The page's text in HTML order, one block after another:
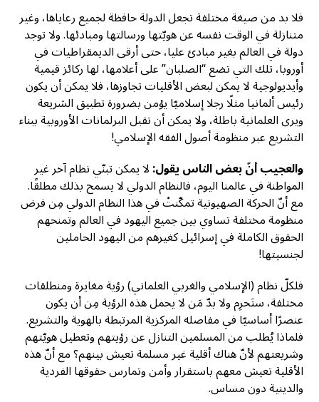
فلا بد من صيغة مختلفة تجعل الدولة حافظة لجميع رعاياها، وغير
متنازلة في الوقت نفسه عن هويّتها ورسالتها ومبادئها. ولا توجد
دولة في العالم بغير مبادئ عليا، حتى أرقى الديمقراطيات في
أوروبا، تلك التي تضع “الصلبان” على أعلامها، لها ركائز قيمية
وأيديولوجية لا يمكن لبعض الأقليات تجاوزها، فلا يمكن أن يكون
رئيس ألمانيا مثلًا رجلا إسلاميّا يؤمن بضرورة تطبيق الشريعة
ويرى العلمانية باطلة، ولا يمكن أن تقبل البرلمانات الأوروبية ببناء
التشريع عبر منظومة أصول الفقه الإسلامي!
والعجيب أنّ بعض الناس يقول:لا يمكن تبنّي نظام آخر غير
المواطنة في عالمنا اليوم، فالنظام الدولي لا يسمح بذلك مطلقًا.
مع أنّ الحركة الصهيونية تمكّنتْ في هذا النظام الدولي مِن فرض
منظومة مختلفة تساوي بين جميع اليهود في العالم وتمنحهم
الحقوق الكاملة في إسرائيل كغيرهم من اليهود الحاملين
لجنسيتها!
فلكلّ نظام (الإسلامي والغربي العلماني) رؤية مغايرة ومنطلقات
مختلفة، ستَحرِم ولا بدّ مَن لا يحمل هذه الرؤية مِن أن يكون
عنصرًا أساسيّا في مفاصله المركزية المرتبطة بالهوية والتشريع.
فلماذا يُطلب من المسلمين التنازل عن رؤيتهم وتعطيل هويّتهم
وشريعتهم لأنّ هناك أقلية غير مسلمة تعيش بينهم؟ مع أنّ هذه
الأقلية تعيش معهم باستقرار وأمن وتمارس حقوقها الفردية
والدينية دون مساس.